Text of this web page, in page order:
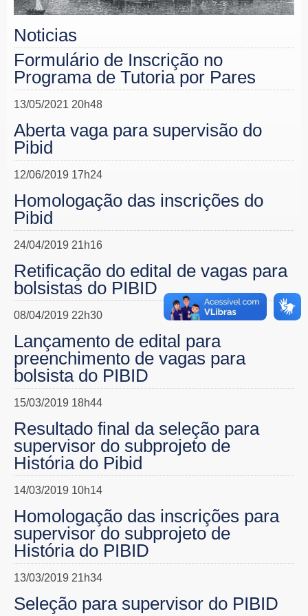
Noticias
Formulário de Inscrição no
Programa de Tutoria por Pares
13/05/2021 20h48
Aberta vaga para supervisão do
Pibid
12/06/2019 17h24
Homologação das inscrições do
Pibid
24/04/2019 21h16
Retificação do edital de vagas para
bolsistas do PIBID
08/04/2019 22h30
Lançamento de edital para
preenchimento de vagas para
bolsista do PIBID
15/03/2019 18h44
Resultado final da seleção para
supervisor do subprojeto de
História do Pibid
14/03/2019 10h14
Homologação das inscrições para
supervisor do subprojeto de
História do PIBID
13/03/2019 21h34
Seleção para supervisor do PIBID